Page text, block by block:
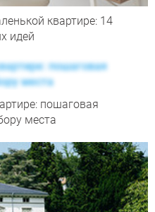
квартире: 14
идей
пошаговая
места